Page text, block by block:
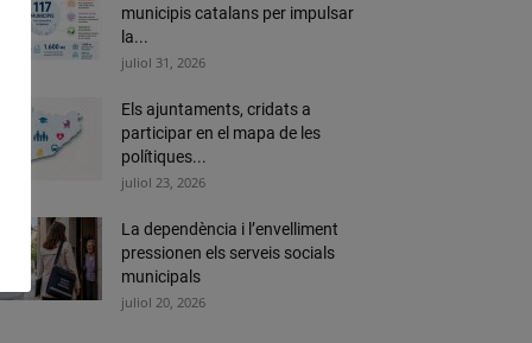
municipis catalans per impulsar
la...
juliol 31, 2026
Els ajuntaments, cridats a
participar en el mapa de les
polítiques...
juliol 23, 2026
La dependència i l’envelliment
pressionen els serveis socials
municipals
juliol 20, 2026